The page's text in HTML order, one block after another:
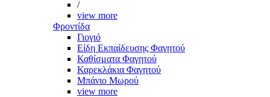
/
view more
Φροντίδα
Γιογιό
Είδη Εκπαίδευσης Φαγητού
Καθίσματα Φαγητού
Καρεκλάκια Φαγητού
Μπάνιο Μωρού
view more